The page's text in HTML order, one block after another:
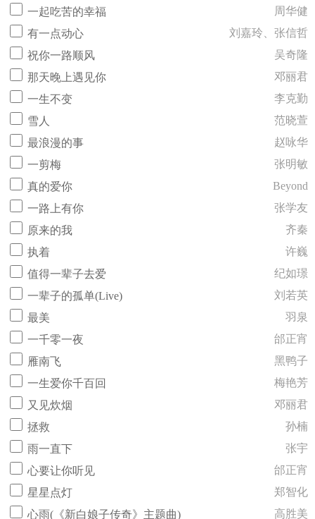
一起吃苦的幸福
周华健
有一点动心
刘嘉玲、张信哲
祝你一路顺风
吴奇隆
那天晚上遇见你
邓丽君
一生不变
李克勤
雪人
范晓萱
最浪漫的事
赵咏华
一剪梅
张明敏
真的爱你
Beyond
一路上有你
张学友
原来的我
齐秦
执着
许巍
值得一辈子去爱
纪如璟
一辈子的孤单(Live)
刘若英
最美
羽泉
一千零一夜
邰正宵
雁南飞
黑鸭子
一生爱你千百回
梅艳芳
又见炊烟
邓丽君
拯救
孙楠
雨一直下
张宇
心要让你听见
邰正宵
星星点灯
郑智化
心雨(《新白娘子传奇》主题曲)
高胜美